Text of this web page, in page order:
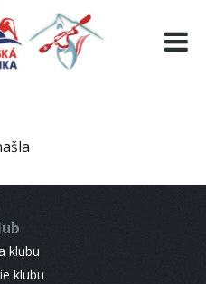
klubu
klubu
19